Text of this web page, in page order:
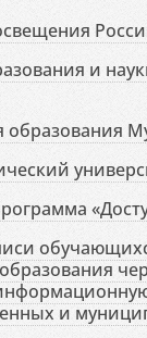
и
образования
и